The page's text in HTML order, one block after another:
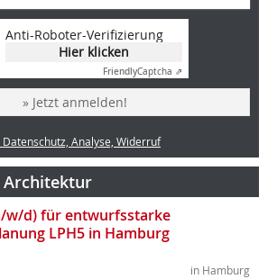
Anti-Roboter-Verifizierung
Hier klicken
FriendlyCaptcha ⇗
» Jetzt anmelden!
Analyse, Widerruf
w/d) für entwurfsstarke
LPH5 in Hamburg
in Hamburg